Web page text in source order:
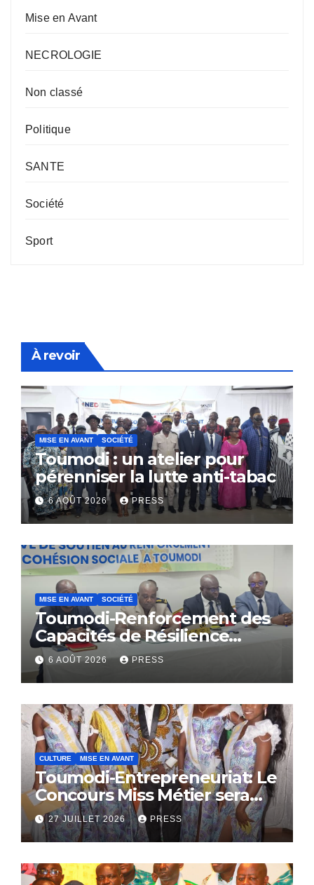
Mise en Avant
NECROLOGIE
Non classé
Politique
SANTE
Société
Sport
À revoir
MISE EN AVANT SOCIÉTÉ
Toumodi : un atelier pour
pérenniser la lutte anti-tabac
6 AOÛT 2026 PRESS
MISE EN AVANT SOCIÉTÉ
Toumodi-Renforcement des
Capacités de Résilience
Communautaire
6 AOÛT 2026 PRESS
CULTURE MISE EN AVANT
Toumodi-Entrepreneuriat: Le
Concours Miss Métier sera
bientôt lance.
27 JUILLET 2026 PRESS